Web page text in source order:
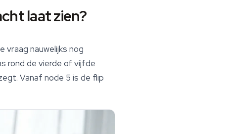
laat zien?
vraag nauwelijks nog
rond de vierde of vijfde
Vanaf node 5 is de flip